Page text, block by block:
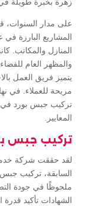
زهرة بخبرة طويلة في
على مدار
المشاريع البارزة
المنازل والمكاتب.
والمظهر العام
يتميز فريق العمل
مريحة للعملاء. في
تركيب جبس بورد في
المعايير.
تركيب جبس
لقد حققت شركة
السابقة، تركيب
ملحوظًا في جودة
الشهادات تأكيد